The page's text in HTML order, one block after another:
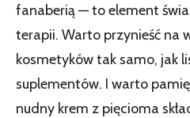
fanaberią — to element
terapii. Warto przynieść na
kosmetyków tak samo, jak
suplementów. I warto
nudny krem z pięcioma